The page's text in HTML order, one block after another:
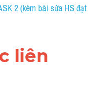
2 (kèm bài sửa HS đạt
liên